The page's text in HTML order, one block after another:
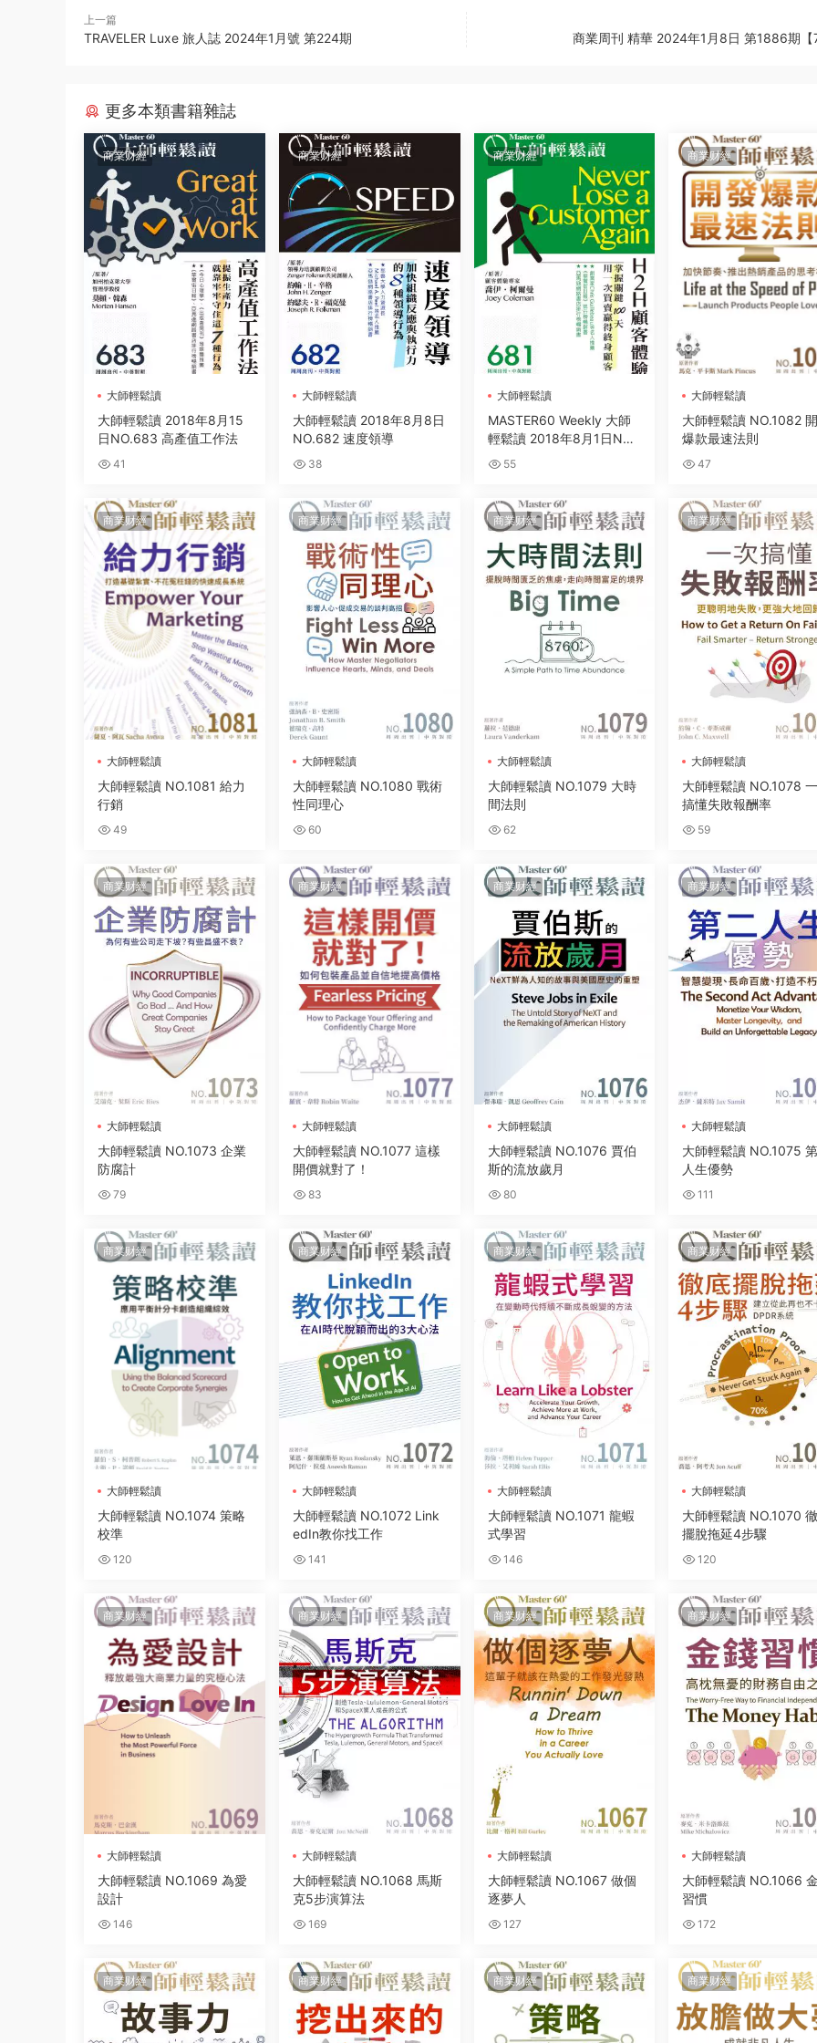
上一篇
TRAVELER Luxe 旅人誌 2024年1月號 第224期 商業周刊 精華 2024年1月8日 第1886期【
更多本類書籍雜誌
商業财經
大師輕鬆讀
大師輕鬆讀 2018年8月15
日NO.683 高產值工作法
41
商業财經
大師輕鬆讀
大師輕鬆讀 2018年8月8日
NO.682 速度領導
38
商業财經
大師輕鬆讀
MASTER60 Weekly 大師
輕鬆讀 2018年8月1日NO.
681 H2H顧客體驗
55
商業财經
大師輕鬆讀
大師輕鬆讀 NO.1082
爆款最速法則
47
商業财經
大師輕鬆讀
大師輕鬆讀 NO.1081 給力
行銷
49
商業财經
大師輕鬆讀
大師輕鬆讀 NO.1080 戰術
性同理心
60
商業财經
大師輕鬆讀
大師輕鬆讀 NO.1079 大時
間法則
62
商業财經
大師輕鬆讀
大師輕鬆讀 NO.1078
搞懂失敗報酬率
59
商業财經
大師輕鬆讀
大師輕鬆讀 NO.1073 企業
防腐計
79
商業财經
大師輕鬆讀
大師輕鬆讀 NO.1077 這樣
開價就對了！
83
商業财經
大師輕鬆讀
大師輕鬆讀 NO.1076 賈伯
斯的流放歲月
80
商業财經
大師輕鬆讀
大師輕鬆讀 NO.1075
人生優勢
111
商業财經
大師輕鬆讀
大師輕鬆讀 NO.1074 策略
校準
120
商業财經
大師輕鬆讀
大師輕鬆讀 NO.1072 Link
edIn教你找工作
141
商業财經
大師輕鬆讀
大師輕鬆讀 NO.1071 龍蝦
式學習
146
商業财經
大師輕鬆讀
大師輕鬆讀 NO.1070
擺脫拖延4步驟
120
商業财經
大師輕鬆讀
大師輕鬆讀 NO.1069 為愛
設計
146
商業财經
大師輕鬆讀
大師輕鬆讀 NO.1068 馬斯
克5步演算法
169
商業财經
大師輕鬆讀
大師輕鬆讀 NO.1067 做個
逐夢人
127
商業财經
大師輕鬆讀
大師輕鬆讀 NO.1066
習慣
172
商業财經 商業财經 商業财經 商業财經